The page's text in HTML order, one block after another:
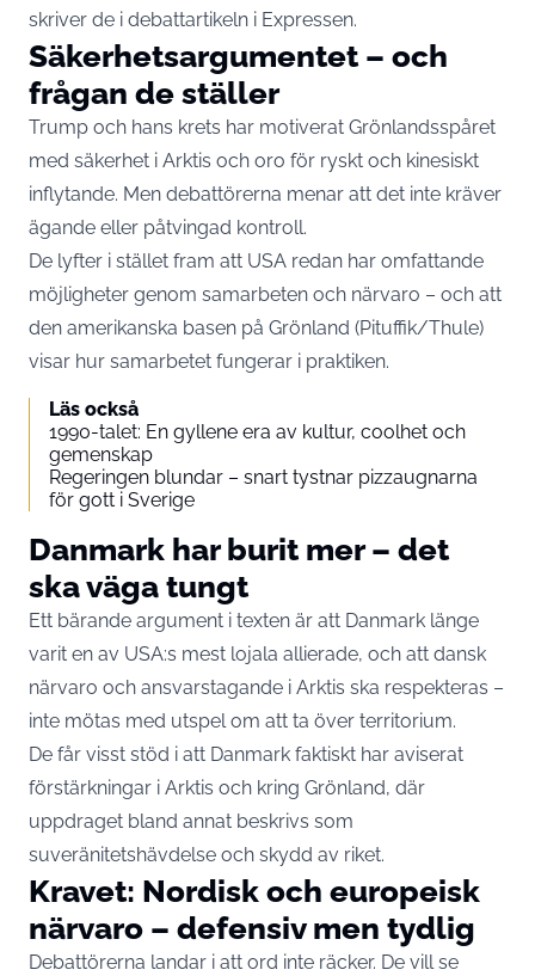
skriver de i debattartikeln i Expressen.
Säkerhetsargumentet – och
frågan de ställer
Trump och hans krets har motiverat Grönlandsspåret
med säkerhet i Arktis och oro för ryskt och kinesiskt
inflytande. Men debattörerna menar att det inte kräver
ägande eller påtvingad kontroll.
De lyfter i stället fram att USA redan har omfattande
möjligheter genom samarbeten och närvaro – och att
den amerikanska basen på Grönland (Pituffik/Thule)
visar hur samarbetet fungerar i praktiken.
Läs också
1990-talet: En gyllene era av kultur, coolhet och
gemenskap
Regeringen blundar – snart tystnar pizzaugnarna
för gott i Sverige
Danmark har burit mer – det
ska väga tungt
Ett bärande argument i texten är att Danmark länge
varit en av USA:s mest lojala allierade, och att dansk
närvaro och ansvarstagande i Arktis ska respekteras –
inte mötas med utspel om att ta över territorium.
De får visst stöd i att Danmark faktiskt har aviserat
förstärkningar i Arktis och kring Grönland, där
uppdraget bland annat beskrivs som
suveränitetshävdelse och skydd av riket.
Kravet: Nordisk och europeisk
närvaro – defensiv men tydlig
Debattörerna landar i att ord inte räcker. De vill se